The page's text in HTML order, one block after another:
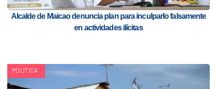
Alcalde de Maicao denuncia plan para inculparlo falsamente
en actividades ilícitas
POLITICA